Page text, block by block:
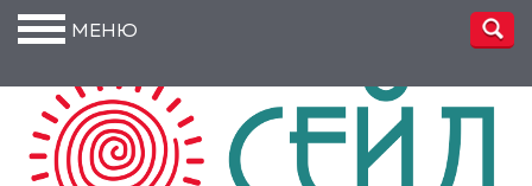
МЕНЮ
О
компании
Производство